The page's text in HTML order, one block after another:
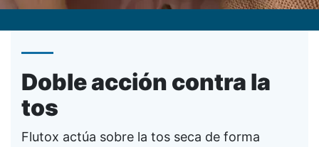
Doble acción contra la
tos
Flutox actúa sobre la tos seca de forma